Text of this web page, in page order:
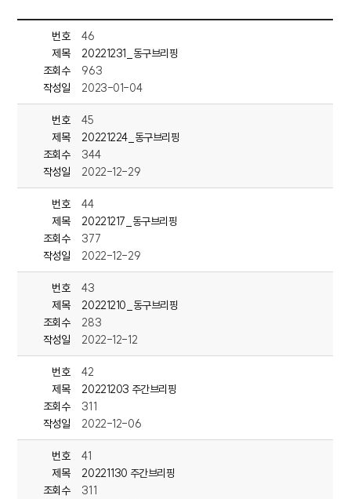
또 노동자의 건강관리를 원스톱으로 지원하는
노동자종합지원센터 건립도 추진하고 있습니다.
이와 함께 주민들의 복지와
문화 지원 확대를 위해 내년 조직 개편을 추진합니다.
(CG IN) 경제복지국의 명칭이
경제환경국으로 변경되고, 복지문화국이 신설됩니다.
관광과와 해양농수산과가 신설됩니다.(OUT)
관광해양특구 지정에 주력하기 위해
관광 부서를 신설한 것입니다.
관광시설 민자유치 등을 관광과가 맡게 됩니다.
일자리정책과 소관이었던 노사관련 시책개발과
비정규직 지원센터 운영에 관한 사항도
내년부터 경제진흥과가 전담하게 됩니다.
(인터뷰)문병환 동구청 기획예산실장
“민선 8기 구청장님의 공약사항에 좀 더
가까이 다가가기 위해서 노동이라든지 일자리,
운영하기 위해서 중점적으로 개편을 하게 되었습니다.”
동구청의 조직개편은 내년 1월 1일부터 시행될 예정입니다.
번호
46
제목
20221231_동구브리핑
조회수
963
작성일
2023-01-04
번호
45
제목
20221224_동구브리핑
조회수
344
작성일
2022-12-29
번호
44
제목
20221217_동구브리핑
조회수
377
작성일
2022-12-29
번호
43
제목
20221210_동구브리핑
조회수
283
작성일
2022-12-12
번호
42
제목
20221203 주간브리핑
조회수
311
작성일
2022-12-06
번호
41
제목
20221130 주간브리핑
조회수
311